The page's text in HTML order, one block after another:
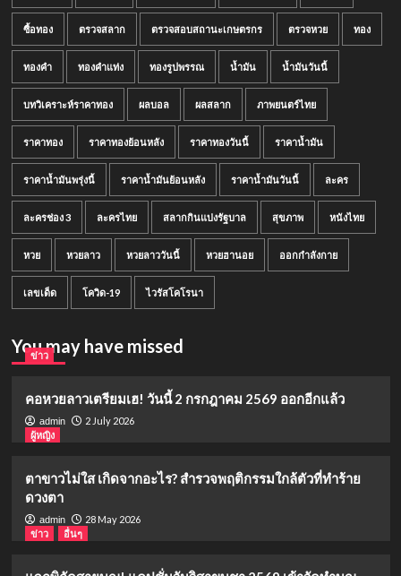
ซื้อทอง ตรวจสลาก ตรวจสอบสถานะเกษตรกร ตรวจหวย ทอง
ทองคำ ทองคำแท่ง ทองรูปพรรณ น้ำมัน น้ำมันวันนี้
บทวิเคราะห์ราคาทอง ผลบอล ผลสลาก ภาพยนตร์ไทย
ราคาทอง ราคาทองย้อนหลัง ราคาทองวันนี้ ราคาน้ำมัน
ราคาน้ำมันพรุ่งนี้ ราคาน้ำมันย้อนหลัง ราคาน้ำมันวันนี้ ละคร
ละครช่อง 3 ละครไทย สลากกินแบ่งรัฐบาล สุขภาพ หนังไทย
หวย หวยลาว หวยลาววันนี้ หวยฮานอย ออกกำลังกาย
เลขเด็ด โควิด-19 ไวรัสโคโรนา
You may have missed
ข่าว
คอหวยลาวเตรียมเฮ! วันนี้ 2 กรกฎาคม 2569 ออกอีกแล้ว
admin
2 July 2026
ผู้หญิง
ตาขาวไม่ใส เกิดจากอะไร? สำรวจพฤติกรรมใกล้ตัวที่ทำร้าย
ดวงตา
admin
28 May 2026
ข่าว
อื่นๆ